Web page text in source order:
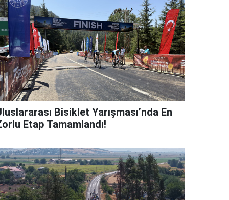
Bisiklet Yarışması’nda En
Etap Tamamlandı!